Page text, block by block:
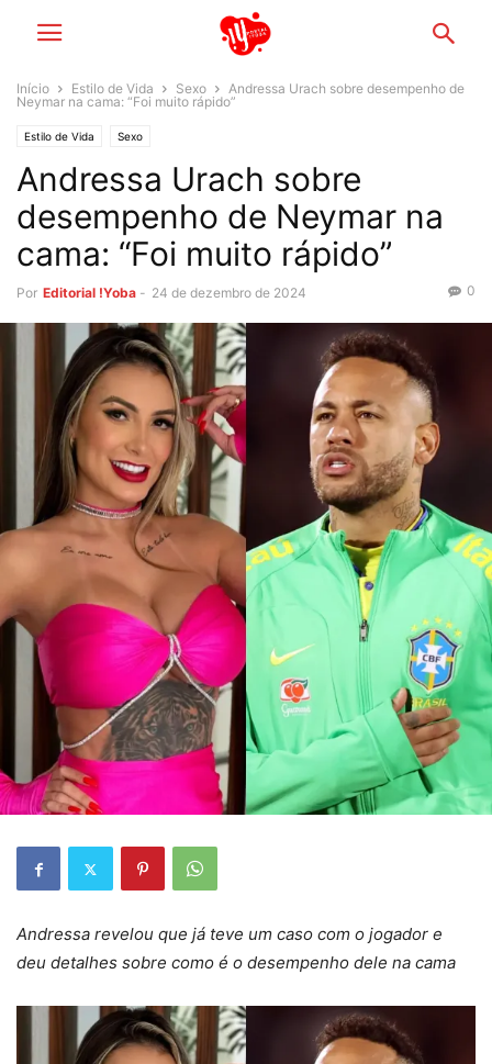
Início Estilo de Vida Sexo
Andressa Urach sobre desempenho de
Neymar na cama: “Foi muito rápido”
Estilo de Vida Sexo
Andressa Urach sobre
desempenho de Neymar na
cama: “Foi muito rápido”
Por Editorial !Yoba - 24 de dezembro de 2024 0
Andressa revelou que já teve um caso com o jogador e
deu detalhes sobre como é o desempenho dele na cama